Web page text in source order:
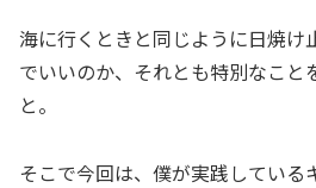
海に行くときと同じように日焼け
でいいのか、それとも特別なこと
と。
そこで今回は、僕が実践している